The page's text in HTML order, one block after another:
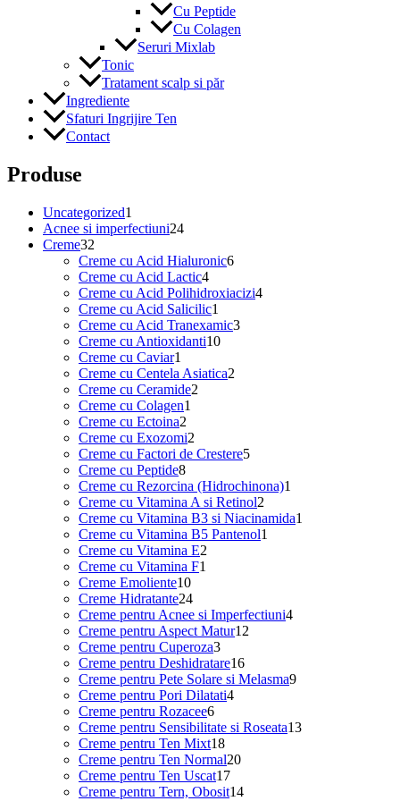
Cu Peptide
Cu Colagen
Seruri Mixlab
Tonic
Tratament scalp si păr
Ingrediente
Sfaturi Ingrijire Ten
Contact
Produse
Uncategorized1
produs
Acnee si imperfectiuni2424
produse
Creme32
de
produse
Creme cu Acid Hialuronic66
Creme cu Acid Lactic44
produse
Creme cu Acid Polihidroxiacizi44
Creme cu Acid Salicilic1
produs
Creme cu Acid Tranexamic33
Creme cu Antioxidanti1010
Creme cu Caviar1
produs
Creme cu Centela Asiatica2
Creme cu Ceramide2
Creme cu Colagen1
Creme cu Ectoina2
produse
Creme cu Exozomi2
produse
Creme cu Factori de Crestere55
Creme cu Peptide88
produse
Creme cu Rezorcina (Hidrochinona)1
Creme cu Vitamina A si Retinol2
produse
Creme cu Vitamina B3 si Niacinamida1
Creme cu Vitamina B5 Pantenol1
Creme cu Vitamina E2
Creme cu Vitamina F1
Creme Emoliente1010
produse
Creme Hidratante2424
de
produse
Creme pentru Acnee si Imperfectiuni44
Creme pentru Aspect Matur12
Creme pentru Cuperoza33
produse
Creme pentru Deshidratare1616
produse
Creme pentru Pete Solare si Melasma99
Creme pentru Pori Dilatati44
Creme pentru Rozacee66
produse
Creme pentru Sensibilitate si Roseata1313
Creme pentru Ten Mixt1818
produse
Creme pentru Ten Normal2020
produse
Creme pentru Ten Uscat1717
produse
Creme pentru Tern, Obosit1414